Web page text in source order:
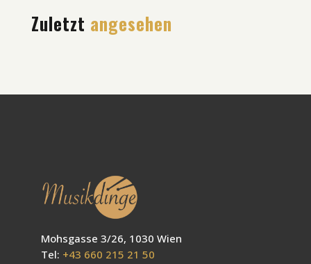
Zuletzt angesehen
Mohsgasse 3/26, 1030 Wien
Tel: +43 660 215 21 50